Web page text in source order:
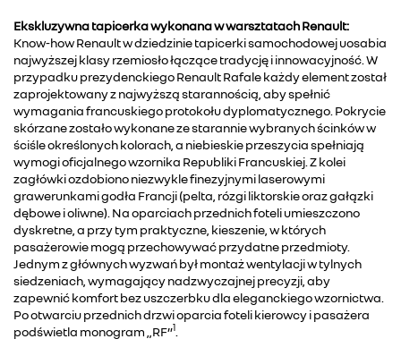
Ekskluzywna tapicerka wykonana w warsztatach Renault:
Know-how Renault w dziedzinie tapicerki samochodowej uosabia
najwyższej klasy rzemiosło łączące tradycję i innowacyjność. W
przypadku prezydenckiego Renault Rafale każdy element został
zaprojektowany z najwyższą starannością, aby spełnić
wymagania francuskiego protokołu dyplomatycznego. Pokrycie
skórzane zostało wykonane ze starannie wybranych ścinków w
ściśle określonych kolorach, a niebieskie przeszycia spełniają
wymogi oficjalnego wzornika Republiki Francuskiej. Z kolei
zagłówki ozdobiono niezwykle finezyjnymi laserowymi
grawerunkami godła Francji (pelta, rózgi liktorskie oraz gałązki
dębowe i oliwne). Na oparciach przednich foteli umieszczono
dyskretne, a przy tym praktyczne, kieszenie, w których
pasażerowie mogą przechowywać przydatne przedmioty.
Jednym z głównych wyzwań był montaż wentylacji w tylnych
siedzeniach, wymagający nadzwyczajnej precyzji, aby
zapewnić komfort bez uszczerbku dla eleganckiego wzornictwa.
Po otwarciu przednich drzwi oparcia foteli kierowcy i pasażera
podświetla monogram „RF”1